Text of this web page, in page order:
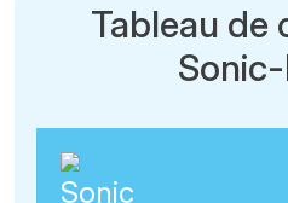
Tableau de